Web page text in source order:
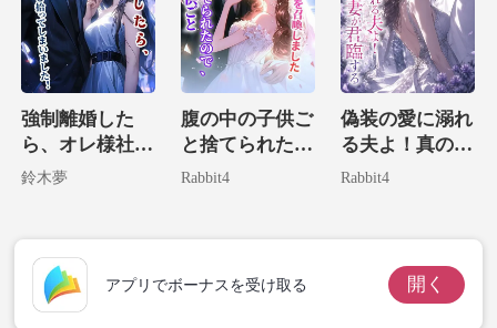
強制離婚した
ら、オレ様社長
の子供を拾って
鈴木夢
腹の中の子供ご
と捨てられたの
で、世界最強の
Rabbit4
偽装の愛に溺れ
る夫よ！真の姿
現した妻が君臨
Rabbit4
アプリでボーナスを受け取る 開く